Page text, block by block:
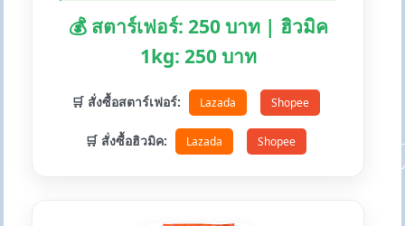
💰 สตาร์เฟอร์: 250 บาท | ฮิวมิค
1kg: 250 บาท
🛒 สั่งซื้อสตาร์เฟอร์: Lazada Shopee
🛒 สั่งซื้อฮิวมิค: Lazada Shopee